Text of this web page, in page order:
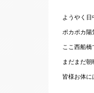
ようやく日
ポカポカ陽
ここ西船橋
まだまだ
皆様お体